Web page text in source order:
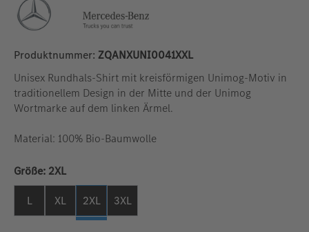
Produktnummer: ZQANXUNI0041XXL
Unisex Rundhals-Shirt mit kreisförmigen Unimog-Motiv in
traditionellem Design in der Mitte und der Unimog
Wortmarke auf dem linken Ärmel.
Material: 100% Bio-Baumwolle
Größe:auswählen
2XL
L XL 2XL 3XL